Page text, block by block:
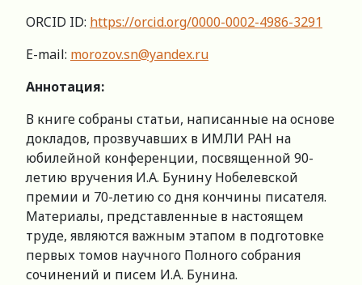
ORCID ID: https://orcid.org/0000-0002-4986-3291
E-mail: morozov.sn@yandex.ru
Аннотация:
В книге собраны статьи, написанные на основе
докладов, прозвучавших в ИМЛИ РАН на
юбилейной конференции, посвященной 90-
летию вручения И.А. Бунину Нобелевской
премии и 70-летию со дня кончины писателя.
Материалы, представленные в настоящем
труде, являются важным этапом в подготовке
первых томов научного Полного собрания
сочинений и писем И.А. Бунина.